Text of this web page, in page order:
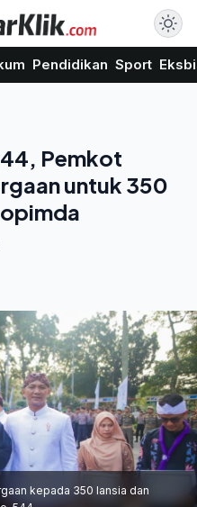
Pendidikan Sport
Pemkot
untuk 350
kepada 350 lansia dan